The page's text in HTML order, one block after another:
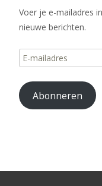
Voer je e-mailadres
nieuwe berichten.
E-
mailadres
Abonneren